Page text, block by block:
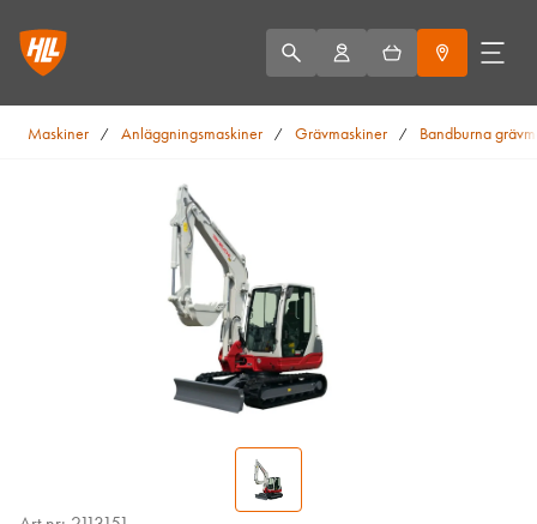
Maskiner / Anläggningsmaskiner / Grävmaskiner / Bandburna